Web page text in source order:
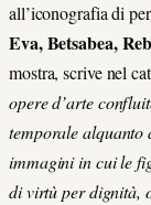
all’iconografia di
Eva, Betsabea,
mostra, scrive nel
opere d’arte
temporale alquanto
immagini in cui le
di virtù per dignità,